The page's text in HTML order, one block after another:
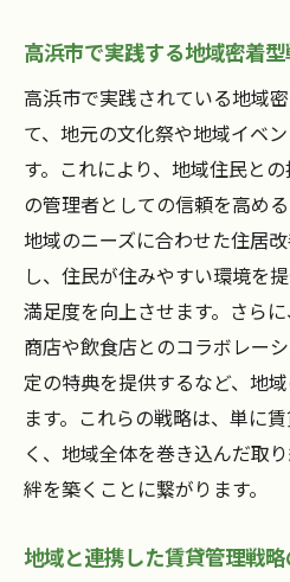
高浜市で実践する地域密着
高浜市で実践されている地域
て、地元の文化祭や地域イベ
す。これにより、地域住民と
の管理者としての信頼を高め
地域のニーズに合わせた住居
し、住民が住みやすい環境を
満足度を向上させます。さら
商店や飲食店とのコラボレー
定の特典を提供するなど、地
ます。これらの戦略は、単に
く、地域全体を巻き込んだ取
絆を築くことに繋がります。
地域と連携した賃貸管理戦